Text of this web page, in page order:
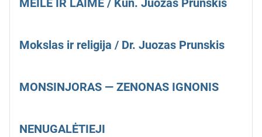
MEILĖ IR LAIMĖ / Kun. Juozas Prunskis
Mokslas ir religija / Dr. Juozas Prunskis
MONSINJORAS — ZENONAS IGNONIS
NENUGALĖTIEJI